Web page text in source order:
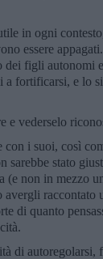
in ogni
essere
figli autonomi
fortificarsi, e lo
e vederselo
i suoi, così
sarebbe stato
(e non in mezzo
raccontato
di quanto
di